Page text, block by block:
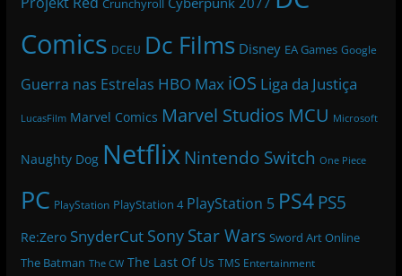
Crunchyroll
Comics DCEU Dc Films Disney EA Games Google
Guerra nas Estrelas HBO Max iOS Liga da Justiça
LucasFilm Marvel Comics Marvel Studios MCU Microsoft
Naughty Dog Netflix Nintendo Switch One Piece
PC PlayStation PlayStation 4 PlayStation 5 PS4 PS5
Re:Zero SnyderCut Sony Star Wars Sword Art Online
The Batman The CW The Last Of Us TMS Entertainment